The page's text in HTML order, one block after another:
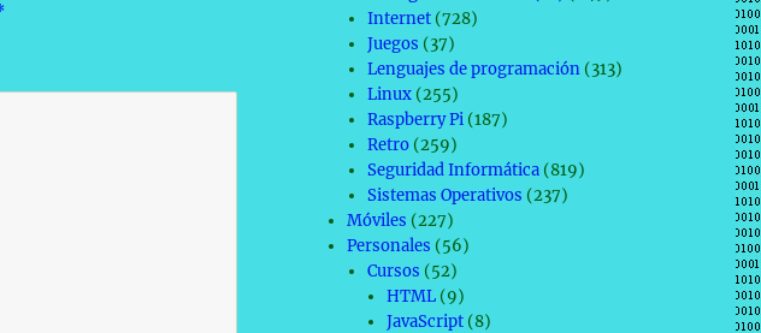
Internet(728)
Juegos (37)
Lenguajes de programación(313)
Linux(255)
Raspberry Pi(187)
Retro(259)
Seguridad Informática(819)
Sistemas Operativos (237)
Móviles (227)
Personales (56)
Cursos (52)
HTML(9)
JavaScript(8)